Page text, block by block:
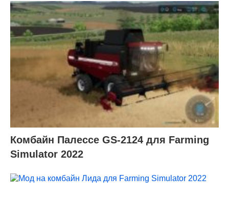
Комбайн Палессе GS-2124 для Farming
Simulator 2022